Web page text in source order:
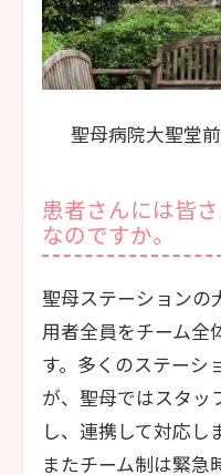
聖母病院大聖堂
患者さんには皆
なのですか。
聖母ステーションの
用者全員をチーム全
す。多くのステーシ
が、聖母ではスタッ
し、連携して対応し
またチーム制は緊急